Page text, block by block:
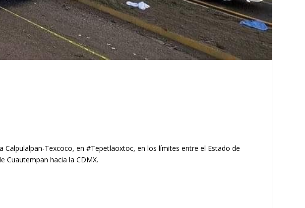
Texcoco, en #Tepetlaoxtoc, en los límites entre el Estado de
Cuautempan hacia la CDMX.